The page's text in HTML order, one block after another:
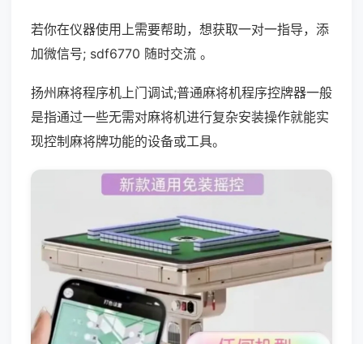
若你在仪器使用上需要帮助，想获取一对一指导，添
加微信号; sdf6770 随时交流 。
扬州麻将程序机上门调试;普通麻将机程序控牌器一般
是指通过一些无需对麻将机进行复杂安装操作就能实
现控制麻将牌功能的设备或工具。